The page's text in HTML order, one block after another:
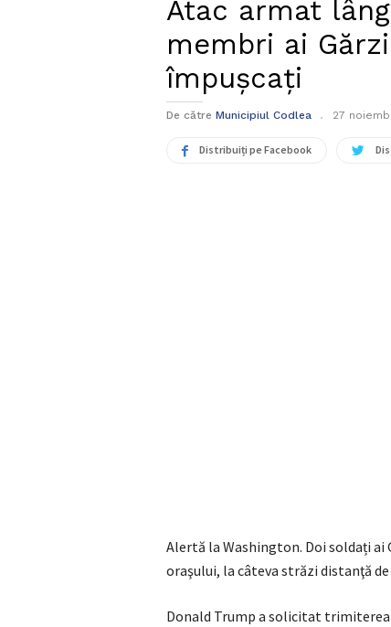
Atac armat
membri ai
împușcați
De către Municipiul Codlea 27
Distribuiți pe Facebook
Alertă la Washington. Doi soldați
oraşului, la câteva străzi distanţă de
Donald Trump a solicitat trimiterea